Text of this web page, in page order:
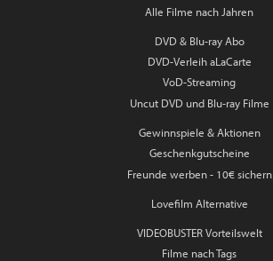
Alle Filme nach Jahren
DVD & Blu-ray Abo
DVD-Verleih aLaCarte
VoD-Streaming
Uncut DVD und Blu-ray Filme
Gewinnspiele & Aktionen
Geschenkgutscheine
Freunde werben - 10€ sichern
Lovefilm Alternative
VIDEOBUSTER Vorteilswelt
Filme nach Tags